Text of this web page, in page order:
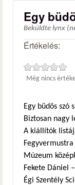
Egy
Beküldte lynx
Értékelés:
Még nincs
Egy büdös szó
Biztosan nagy
A kiállítók
Múzeum
Fekete Dániel
Égi Szentély